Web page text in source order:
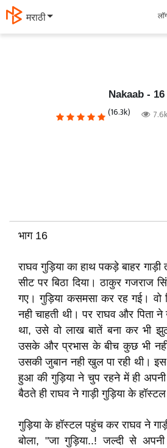
मराठी
Nakaab - 16
(16.3k) 7.6k
भाग 16
राघव गुड़िया का हाथ पकड़े बाहर
सीट पर बिठा दिया। ठाकुर गजराज
गए। गुड़िया कसमसा कर रह गई। वो
नही चाहती थी। पर राघव और पिता
था, उसे वो लाख बातें बना कर भी
उसके और प्रभास के बीच कुछ भी
उसकी जुबान नही खुल पा रही थी।
हुआ की गुड़िया ने चुप रहने में ही
बैठते ही राघव ने गाड़ी गुड़िया के
गुड़िया के हॉस्टल पहुंच कर राघव ने
बोला, "जा गुड़िया..! जल्दी से